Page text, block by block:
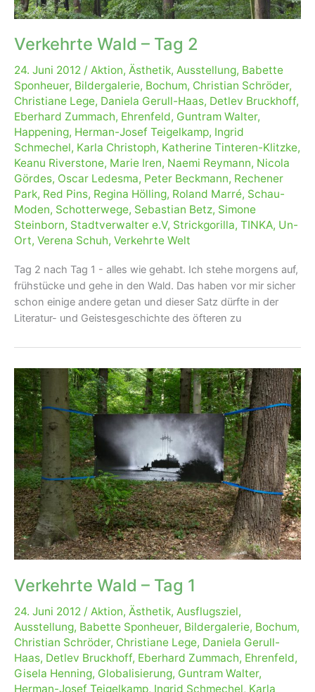
Verkehrte Wald – Tag 2
24. Juni 2012 / Aktion, Ästhetik, Ausstellung, Babette
Sponheuer, Bildergalerie, Bochum, Christian Schröder,
Christiane Lege, Daniela Gerull-Haas, Detlev Bruckhoff,
Eberhard Zummach, Ehrenfeld, Guntram Walter,
Happening, Herman-Josef Teigelkamp, Ingrid
Schmechel, Karla Christoph, Katherine Tinteren-Klitzke,
Keanu Riverstone, Marie Iren, Naemi Reymann, Nicola
Gördes, Oscar Ledesma, Peter Beckmann, Rechener
Park, Red Pins, Regina Hölling, Roland Marré, Schau-
Moden, Schotterwege, Sebastian Betz, Simone
Steinborn, Stadtverwalter e.V, Strickgorilla, TINKA, Un-
Ort, Verena Schuh, Verkehrte Welt
Tag 2 nach Tag 1 - alles wie gehabt. Ich stehe morgens auf,
frühstücke und gehe in den Wald. Das haben vor mir sicher
schon einige andere getan und dieser Satz dürfte in der
Literatur- und Geistesgeschichte des öfteren zu
Verkehrte Wald – Tag 1
24. Juni 2012 / Aktion, Ästhetik, Ausflugsziel,
Ausstellung, Babette Sponheuer, Bildergalerie, Bochum,
Christian Schröder, Christiane Lege, Daniela Gerull-
Haas, Detlev Bruckhoff, Eberhard Zummach, Ehrenfeld,
Gisela Henning, Globalisierung, Guntram Walter,
Herman-Josef Teigelkamp, Ingrid Schmechel, Karla